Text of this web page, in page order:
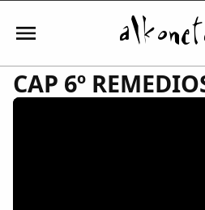
CAP 6º